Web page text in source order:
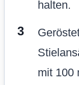
halten.
mit 100